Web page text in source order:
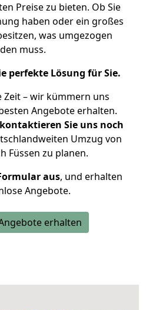
Preise zu bieten. Ob Sie
haben oder ein großes
was umgezogen
muss.
perfekte Lösung für Sie.
Zeit – wir kümmern uns
Angebote erhalten.
kontaktieren Sie uns noch
Umzug von
Füssen zu planen.
aus, und erhalten
Angebote.
erhalten